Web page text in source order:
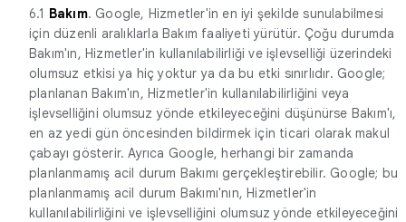
6.1 Bakım. Google, Hizmetler'in en iyi şekilde sunulabilmesi
için düzenli aralıklarla Bakım faaliyeti yürütür. Çoğu durumda
Bakım'ın, Hizmetler'in kullanılabilirliği ve işlevselliği üzerindeki
olumsuz etkisi ya hiç yoktur ya da bu etki sınırlıdır. Google;
planlanan Bakım'ın, Hizmetler'in kullanılabilirliğini veya
işlevselliğini olumsuz yönde etkileyeceğini düşünürse Bakım'ı,
en az yedi gün öncesinden bildirmek için ticari olarak makul
çabayı gösterir. Ayrıca Google, herhangi bir zamanda
planlanmamış acil durum Bakımı gerçekleştirebilir. Google; bu
planlanmamış acil durum Bakımı'nın, Hizmetler'in
kullanılabilirliğini ve işlevselliğini olumsuz yönde etkileyeceğini